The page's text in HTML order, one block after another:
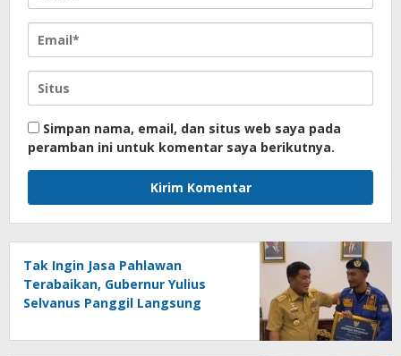
Simpan nama, email, dan situs web saya pada
peramban ini untuk komentar saya berikutnya.
Tak Ingin Jasa Pahlawan
Terabaikan, Gubernur Yulius
Selvanus Panggil Langsung